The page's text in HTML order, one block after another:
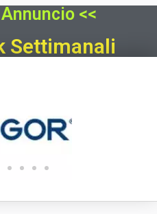
<<
Settimanali